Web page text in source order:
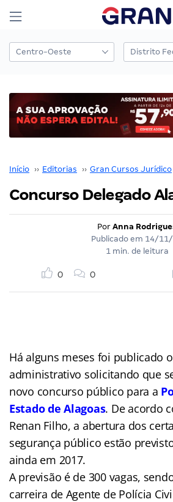
Início ›› Editorias ›› Gran Cursos Jurídico
Concurso Delegado
Por Anna
Publicado em 14/
1 min. de leitura
0 0
Há alguns meses foi publicado
administrativo solicitando que
novo concurso público para a
Estado de Alagoas. De acordo
Renan Filho, a abertura dos
segurança público estão
ainda em 2017.
A previsão é de 300 vagas,
carreira de Agente de Polícia